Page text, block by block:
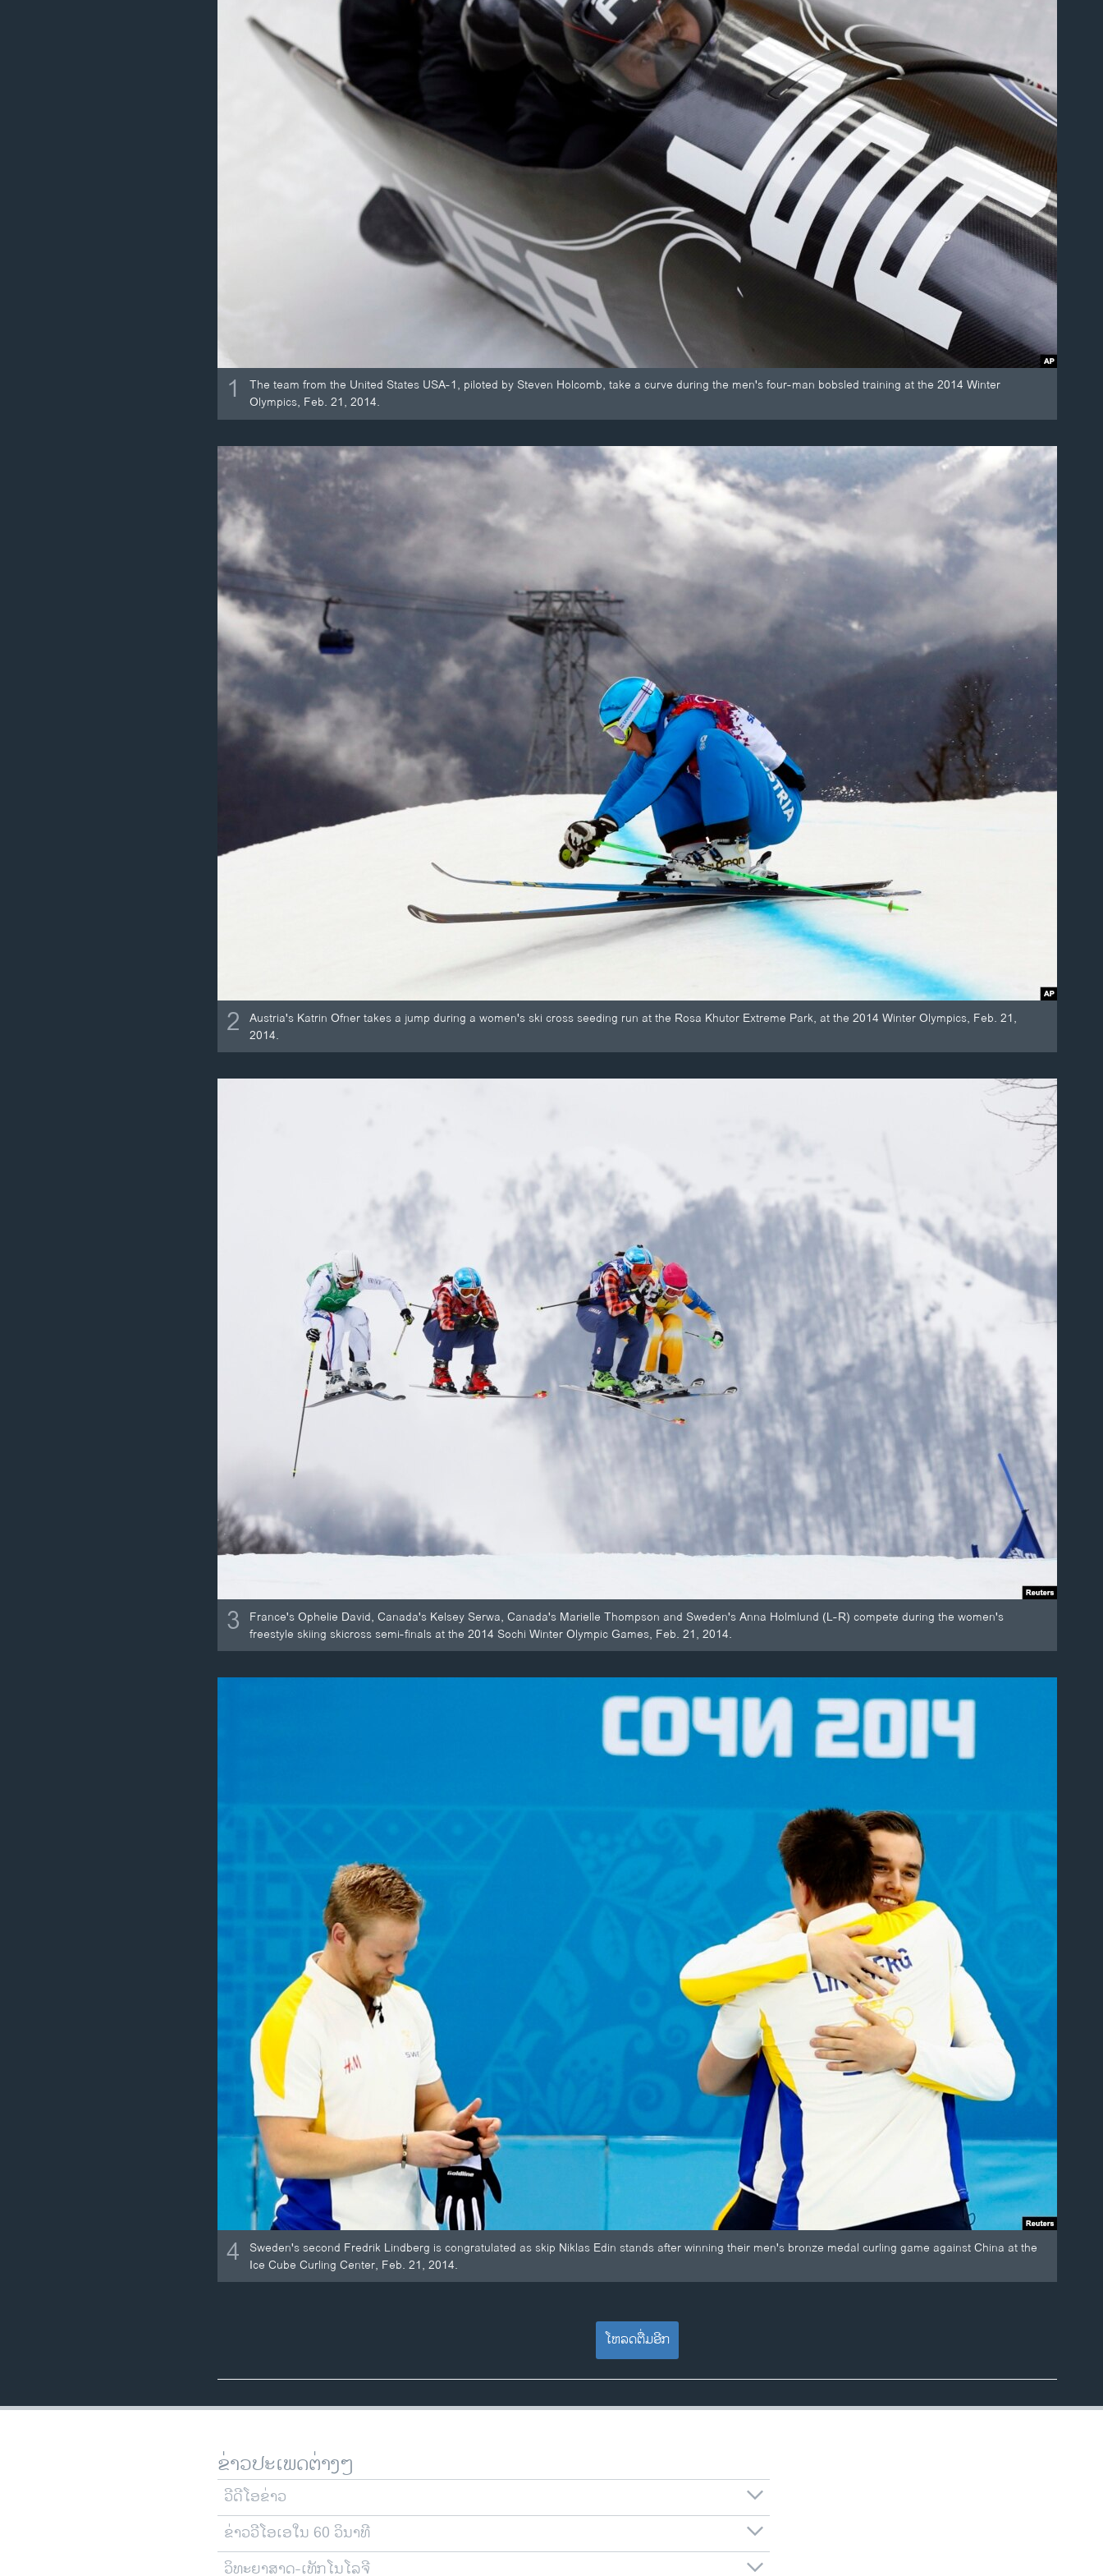
1
The team from the United States USA-1, piloted by Steven Holcomb, take a curve during the men's four-man bobsled training at the 2014 Winter
Olympics, Feb. 21, 2014.
2 Austria's Katrin Ofner takes a jump during a women's ski cross seeding run at the Rosa Khutor Extreme Park, at the 2014 Winter Olympics, Feb. 21,
2014.
3
France's Ophelie David, Canada's Kelsey Serwa, Canada's Marielle Thompson and Sweden's Anna Holmlund (L-R) compete during the women's
freestyle skiing skicross semi-finals at the 2014 Sochi Winter Olympic Games, Feb. 21, 2014.
4
Sweden's second Fredrik Lindberg is congratulated as skip Niklas Edin stands after winning their men's bronze medal curling game against China at the
Ice Cube Curling Center, Feb. 21, 2014.
ໂຫລດຕື່ມອີກ
ຂ່າວປະເພດຕ່າງໆ
ວີດີໂອຂ່າວ
ຂ່າວວີໂອເອໃນ 60 ວິນາທີ
ວິທະຍາສາດ-ເທັກໂນໂລຈີ